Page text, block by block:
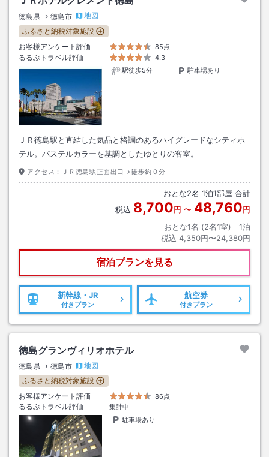
徳島県 徳島市
地図
ふるさと納税対象施設
お客様アンケート評価
85点
るるぶトラベル評価
4.3
駅徒歩5分
駐車場あり
ＪＲ徳島駅と直結した気品と格調のあるハイグレードなシティホ
テル。パステルカラーを基調としたゆとりの客室。
アクセス： ＪＲ徳島駅正面出口→徒歩約０分
おとな2名 1泊1部屋 合計
税込 8,700円 〜 48,760円
おとな1名 (2名1室)｜ 1泊
税込 4,350円〜24,380円
宿泊プランを見る
新幹線・JR
付きプラン
航空券
付きプラン
徳島グランヴィリオホテル
徳島県 徳島市
地図
ふるさと納税対象施設
お客様アンケート評価
86点
るるぶトラベル評価
集計中
駐車場あり